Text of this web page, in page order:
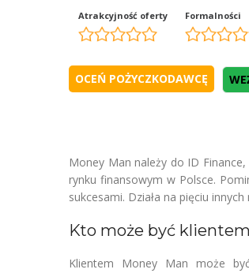
Atrakcyjność oferty Formalności
Money Man należy do ID
rynku finansowym w Polsce.
sukcesami. Działa na pięciu
Kto może być
Klientem Money Man może